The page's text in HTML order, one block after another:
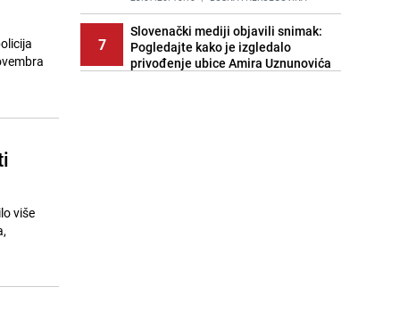
više
7
Slovenački mediji objavili snimak:
Pogledajte kako je izgledalo
privođenje ubice Amira Uznunovića